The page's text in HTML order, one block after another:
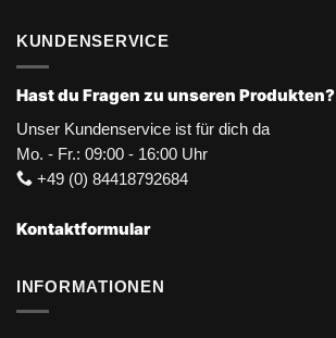
KUNDENSERVICE
Hast du Fragen zu unseren Produkten?
Unser Kundenservice ist für dich da
Mo. - Fr.: 09:00 - 16:00 Uhr
+49 (0) 84418792684
Kontaktformular
INFORMATIONEN